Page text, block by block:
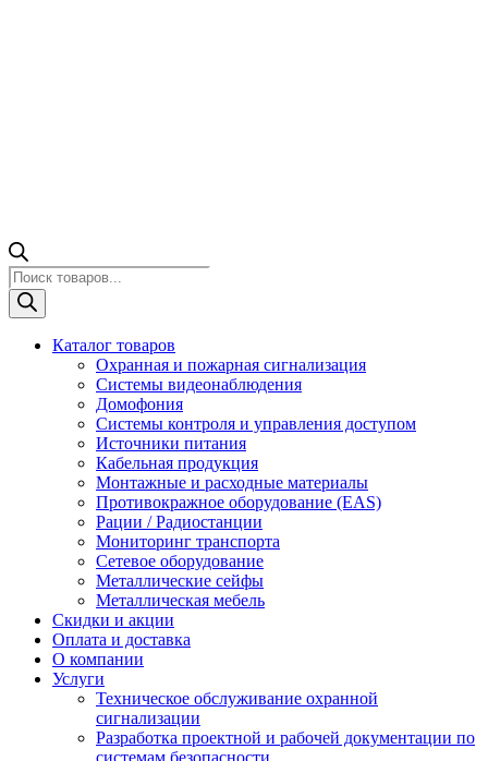
Поиск
товаров
Каталог товаров
Охранная и пожарная сигнализация
Системы видеонаблюдения
Домофония
Системы контроля и управления доступом
Источники питания
Кабельная продукция
Монтажные и расходные материалы
Противокражное оборудование (EAS)
Рации / Радиостанции
Мониторинг транспорта
Сетевое оборудование
Металлические сейфы
Металлическая мебель
Скидки и акции
Оплата и доставка
О компании
Услуги
Техническое обслуживание охранной
сигнализации
Разработка проектной и рабочей документации по
системам безопасности